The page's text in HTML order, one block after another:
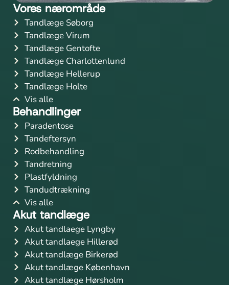
Vores nærområde
Tandlæge Søborg
Tandlæge Virum
Tandlæge Gentofte
Tandlæge Charlottenlund
Tandlæge Hellerup
Tandlæge Holte
Vis alle
Behandlinger
Paradentose
Tandeftersyn
Rodbehandling
Tandretning
Plastfyldning
Tandudtrækning
Vis alle
Akut tandlæge
Akut tandlaege Lyngby
Akut tandlaege Hillerød
Akut tandlæge Birkerød
Akut tandlæge København
Akut tandlæge Hørsholm